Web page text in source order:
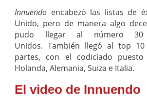
Innuendo encabezó las listas de
Unido, pero de manera algo
pudo llegar al número 30
Unidos. También llegó al top
partes, con el codiciado
Holanda, Alemania, Suiza e Italia.
El video de Innuendo